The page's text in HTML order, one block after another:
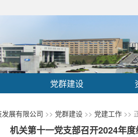
党群建设
展有限公司 >> 党群建设 >> 党建工作 >>
机关第十一党支部召开2024年